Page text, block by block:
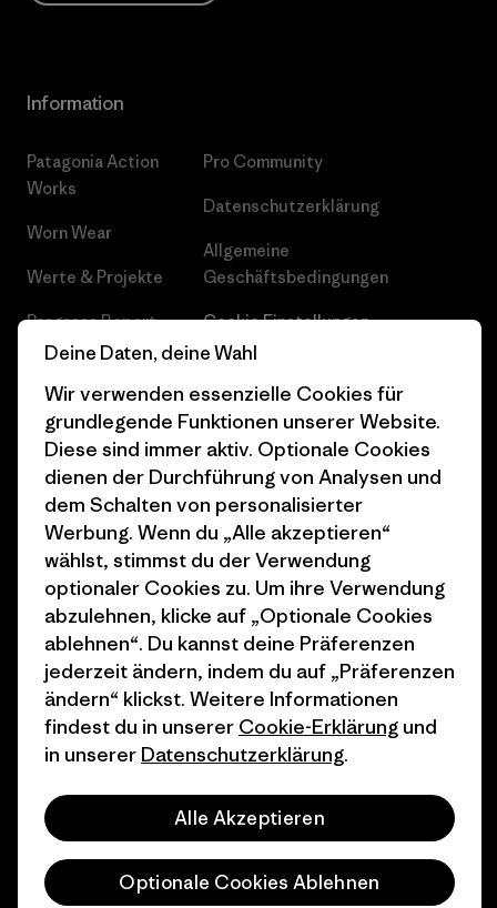
Information
Patagonia Action
Works
Worn Wear
Werte & Projekte
Progress Report
Business Unusual
Klimaziele
1% For The Planet
Wie wir finanzieren
Geschenkgutscheine
Stores in deiner
Nähe
Pro Community
Datenschutzerklärung
Allgemeine
Geschäftsbedingungen
Cookie Einstellungen
Karriere
Pressekontakt
Industry program
Affiliate-Programm
Patagonia Österreich
Seitenverzeichnis
© 2026 Patagonia, Inc. All Rights Reserved.
Deine Daten, deine Wahl
Wir verwenden essenzielle Cookies für
grundlegende Funktionen unserer Website.
Diese sind immer aktiv. Optionale Cookies
dienen der Durchführung von Analysen und
dem Schalten von personalisierter
Werbung. Wenn du „Alle akzeptieren“
wählst, stimmst du der Verwendung
optionaler Cookies zu. Um ihre Verwendung
abzulehnen, klicke auf „Optionale Cookies
ablehnen“. Du kannst deine Präferenzen
jederzeit ändern, indem du auf „Präferenzen
ändern“ klickst. Weitere Informationen
findest du in unserer Cookie-Erklärung und
in unserer Datenschutzerklärung.
Alle Akzeptieren
Optionale Cookies Ablehnen